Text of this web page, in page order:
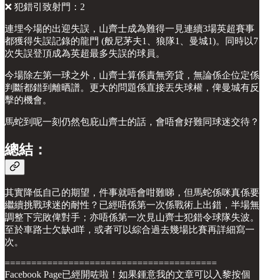
❌ 犯錯引致射門：2
連埋今場的出迎失誤，山齊士成為難得一見連續3場英超賽事
都獲得失誤記錄的龍門 (般尼茅夫1、狼隊1、曼城1)。同時以7
次失誤登頂成為英超最多失誤的球員。
今場除左第一球之外，山齊士算係責無旁貸，無論係企位定係
判斷都錯到離晒譜。更大的問題係直接丟失球權，俾曼城有反
擊的機會。
馬蛇到呢一刻仍然包庇山齊士的話，會唔會好難同球迷交待？
總結：
其實降低自己的期望，件事就唔會咁難睇，但馬蛇係咪真係要
繼續挑戰球迷的耐性？已經唔係第一次係戰術上出錯，半場無
調整下完敗俾對手；亦唔係第一次見山齊士犯錯令球隊失波。
至於車路士欠缺d咩，或者可以綜合過去幾場比賽再詳細寫一
次。
========================================
Facebook Page已經開咗啦！如果鍾意我的文章可以入黎按個